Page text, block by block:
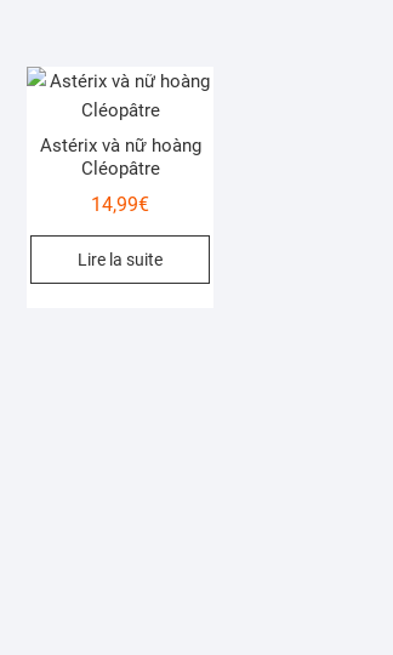
Astérix và nữ hoàng
Cléopâtre
14,99€
Lire la suite